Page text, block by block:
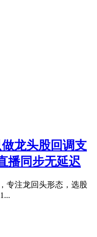
龙头股回调支
播同步无延迟
专注龙回头形态，选股